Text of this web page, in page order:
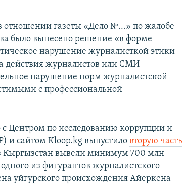
отношении газеты «Дело №...» по жалобе
было вынесено решение «в форме
нарушение журналисткой этики
действия журналистов или СМИ
нарушение норм журналистской
с профессиональной
с Центром по исследованию коррупции и
и сайтом Kloop.kg выпустиловторую часть
Кыргызстан вывели минимум 700 млн
из фигурантов журналистского
уйгурского происхождения Айеркена